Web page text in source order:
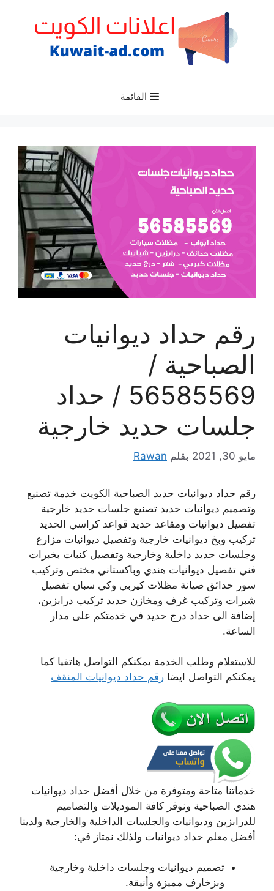
القائمة
رقم حداد ديوانيات
الصباحية /
56585569 / حداد
جلسات حديد خارجية
مايو 30, 2021 بقلم Rawan
رقم حداد ديوانيات حديد الصباحية الكويت خدمة تصنيع
وتصميم ديوانيات حديد تصنيع جلسات حديد خارجية
تفصيل ديوانيات ومقاعد حديد قواعد كراسي الحديد
تركيب وبخ ديوانيات خارجية وتفصيل ديوانيات مزارع
وجلسات حديد داخلية وخارجية وتفصيل كنبات بخبرات
فني تفصيل ديوانيات هندي وباكستاني مختص وتركيب
سور حدائق صيانة مظلات كيربي وكي سبان تفصيل
شبرات وتركيب غرف ومخازن حديد تركيب درابزين،
إضافة الى حداد درج حديد في خدمتكم على مدار
الساعة.
للاستعلام وطلب الخدمة يمكنكم التواصل هاتفيا كما
يمكنكم التواصل ايضا رقم حداد ديوانيات المنقف
خدماتنا متاحة ومتوفرة من خلال أفضل حداد ديوانيات
هندي الصباحية ونوفر كافة الموديلات والتصاميم
للدرابزين وديوانيات والجلسات الداخلية والخارجية ولدينا
أفضل معلم حداد ديوانيات ولذلك نمتاز في:
تصميم ديوانيات وجلسات داخلية وخارجية
وبزخارف مميزة وأنيقة.